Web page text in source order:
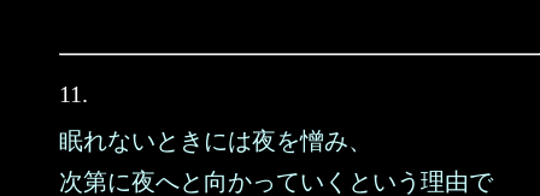
11.
眠れないときには夜を憎み、
次第に夜へと向かっていくという理由で